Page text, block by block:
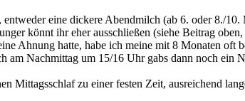
eine dickere Abendmilch (ab 6. oder 8./
könnt ihr eher ausschließen (siehe Beitrag
Ahnung hatte, habe ich meine mit 8 Monaten
am Nachmittag um 15/16 Uhr gabs dann noch
Mittagsschlaf zu einer festen Zeit, ausreichend